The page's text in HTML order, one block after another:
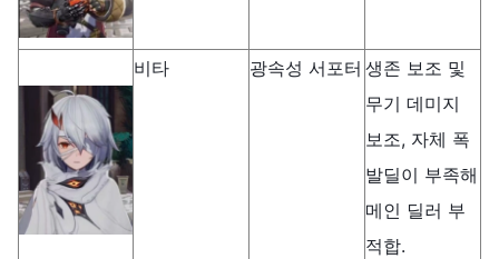
비타 광속성 서포터 생존 보조 및
무기 데미지
보조, 자체 폭
발딜이 부족해
메인 딜러 부
적합.